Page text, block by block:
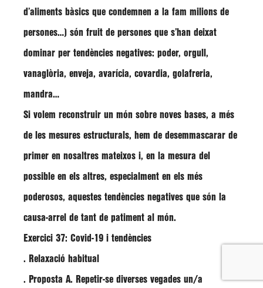
d’aliments bàsics que condemnen a la fam milions de
persones…) són fruit de persones que s’han deixat
dominar per tendències negatives: poder, orgull,
vanaglòria, enveja, avarícia, covardia, golafreria,
mandra…
Si volem reconstruir un món sobre noves bases, a més
de les mesures estructurals, hem de desemmascarar de
primer en nosaltres mateixos i, en la mesura del
possible en els altres, especialment en els més
poderosos, aquestes tendències negatives que són la
causa-arrel de tant de patiment al món.
Exercici 37: Covid-19 i tendències
. Relaxació habitual
. Proposta A. Repetir-se diverses vegades un/a